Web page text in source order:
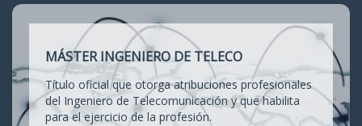
MÁSTER INGENIERO DE TELECO
Título oficial que otorga atribuciones profesionales
del Ingeniero de Telecomunicación y que habilita
para el ejercicio de la profesión.